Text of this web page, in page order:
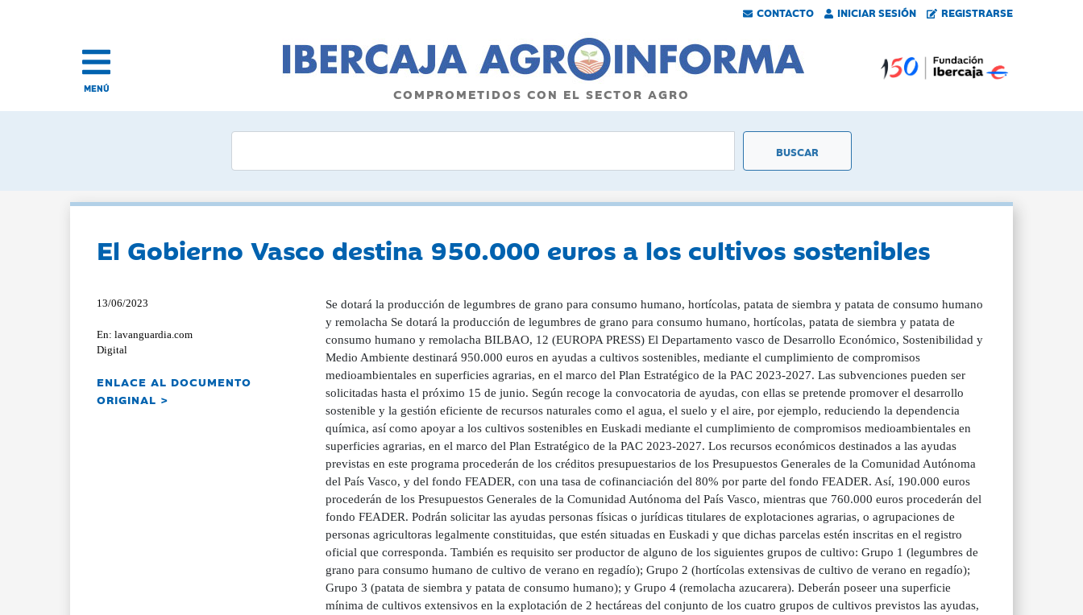
CONTACTO INICIAR SESIÓN REGISTRARSE
MENÚ COMPROMETIDOS CON EL SECTOR AGRO
El Gobierno Vasco destina 950.000 euros a los cultivos sostenibles
13/06/2023
En: lavanguardia.com
Digital
ENLACE AL DOCUMENTO
ORIGINAL >
Se dotará la producción de legumbres de grano para consumo humano, hortícolas, patata de siembra y patata de consumo humano
y remolacha Se dotará la producción de legumbres de grano para consumo humano, hortícolas, patata de siembra y patata de
consumo humano y remolacha BILBAO, 12 (EUROPA PRESS) El Departamento vasco de Desarrollo Económico, Sostenibilidad y
Medio Ambiente destinará 950.000 euros en ayudas a cultivos sostenibles, mediante el cumplimiento de compromisos
medioambientales en superficies agrarias, en el marco del Plan Estratégico de la PAC 2023-2027. Las subvenciones pueden ser
solicitadas hasta el próximo 15 de junio. Según recoge la convocatoria de ayudas, con ellas se pretende promover el desarrollo
sostenible y la gestión eficiente de recursos naturales como el agua, el suelo y el aire, por ejemplo, reduciendo la dependencia
química, así como apoyar a los cultivos sostenibles en Euskadi mediante el cumplimiento de compromisos medioambientales en
superficies agrarias, en el marco del Plan Estratégico de la PAC 2023-2027. Los recursos económicos destinados a las ayudas
previstas en este programa procederán de los créditos presupuestarios de los Presupuestos Generales de la Comunidad Autónoma
del País Vasco, y del fondo FEADER, con una tasa de cofinanciación del 80% por parte del fondo FEADER. Así, 190.000 euros
procederán de los Presupuestos Generales de la Comunidad Autónoma del País Vasco, mientras que 760.000 euros procederán del
fondo FEADER. Podrán solicitar las ayudas personas físicas o jurídicas titulares de explotaciones agrarias, o agrupaciones de
personas agricultoras legalmente constituidas, que estén situadas en Euskadi y que dichas parcelas estén inscritas en el registro
oficial que corresponda. También es requisito ser productor de alguno de los siguientes grupos de cultivo: Grupo 1 (legumbres de
grano para consumo humano de cultivo de verano en regadío); Grupo 2 (hortícolas extensivas de cultivo de verano en regadío);
Grupo 3 (patata de siembra y patata de consumo humano); y Grupo 4 (remolacha azucarera). Deberán poseer una superficie
mínima de cultivos extensivos en la explotación de 2 hectáreas del conjunto de los cuatro grupos de cultivos previstos las ayudas,